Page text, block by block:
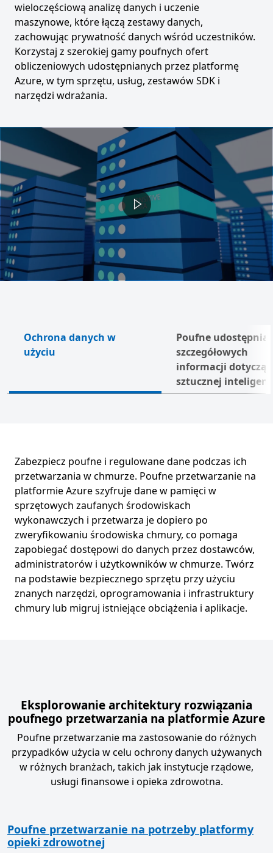
wieloczęściową analizę danych i uczenie
maszynowe, które łączą zestawy danych,
zachowując prywatność danych wśród uczestników.
Korzystaj z szerokiej gamy poufnych ofert
obliczeniowych udostępnianych przez platformę
Azure, w tym sprzętu, usług, zestawów SDK i
narzędzi wdrażania.
Video container
Ochrona danych w
użyciu
Poufne
szczegółowych
informacji
sztucznej
Zabezpiecz poufne i regulowane dane podczas ich
przetwarzania w chmurze. Poufne przetwarzanie na
platformie Azure szyfruje dane w pamięci w
sprzętowych zaufanych środowiskach
wykonawczych i przetwarza je dopiero po
zweryfikowaniu środowiska chmury, co pomaga
zapobiegać dostępowi do danych przez dostawców,
administratorów i użytkowników w chmurze. Twórz
na podstawie bezpiecznego sprzętu przy użyciu
znanych narzędzi, oprogramowania i infrastruktury
chmury lub migruj istniejące obciążenia i aplikacje.
Eksplorowanie architektury rozwiązania
poufnego przetwarzania na platformie Azure
Poufne przetwarzanie ma zastosowanie do różnych
przypadków użycia w celu ochrony danych używanych
w różnych branżach, takich jak instytucje rządowe,
usługi finansowe i opieka zdrowotna.
Poufne przetwarzanie na potrzeby platformy
opieki zdrowotnej